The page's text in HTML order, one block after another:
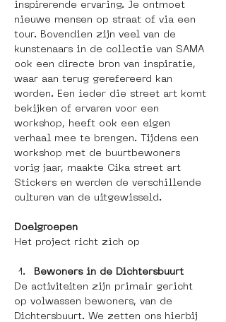
inspirerende ervaring. Je ontmoet
nieuwe mensen op straat of via een
tour. Bovendien zijn veel van de
kunstenaars in de collectie van SAMA
ook een directe bron van inspiratie,
waar aan terug gerefereerd kan
worden. Een ieder die street art komt
bekijken of ervaren voor een
workshop, heeft ook een eigen
verhaal mee te brengen. Tijdens een
workshop met de buurtbewoners
vorig jaar, maakte Cika street art
Stickers en werden de verschillende
culturen van de uitgewisseld.
Doelgroepen
Het project richt zich op
Bewoners in de Dichtersbuurt
De activiteiten zijn primair gericht
op volwassen bewoners, van de
Dichtersbuurt. We zetten ons hierbij